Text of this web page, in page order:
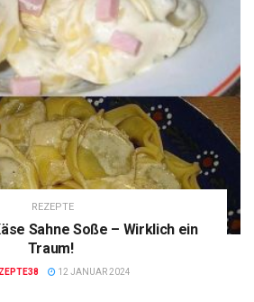
REZEPTE
Sahne Soße – Wirklich ein
Traum!
12 JANUAR 2024